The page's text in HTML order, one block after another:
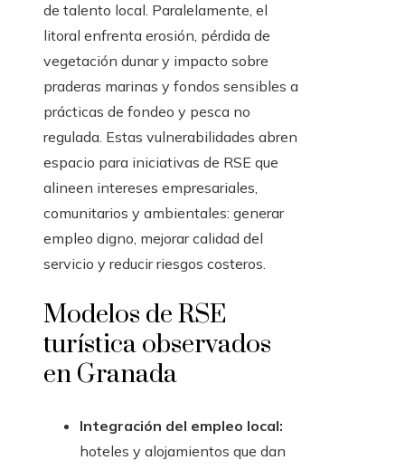
de talento local. Paralelamente, el
litoral enfrenta erosión, pérdida de
vegetación dunar y impacto sobre
praderas marinas y fondos sensibles a
prácticas de fondeo y pesca no
regulada. Estas vulnerabilidades abren
espacio para iniciativas de RSE que
alineen intereses empresariales,
comunitarios y ambientales: generar
empleo digno, mejorar calidad del
servicio y reducir riesgos costeros.
Modelos de RSE
turística observados
en Granada
Integración del empleo local:
hoteles y alojamientos que dan